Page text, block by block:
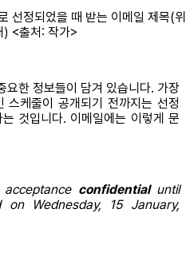
선정되었을 때 받는 이메일 제목(
) <출처: 작가>
요한 정보들이 담겨 있습니다. 가장
스케줄이 공개되기 전까지는 선정
것입니다. 이메일에는 이렇게 문
confidentialuntil
Wednesday, 15 January,